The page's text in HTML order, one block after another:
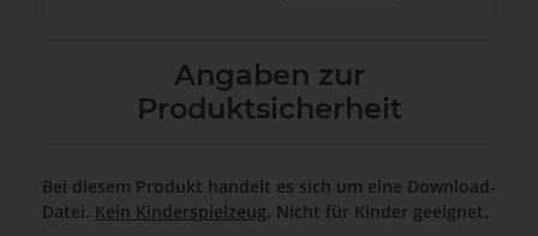
Angaben zur
Produktsicherheit
Bei diesem Produkt handelt es sich um eine Download-
Datei. Kein Kinderspielzeug. Nicht für Kinder geeignet.